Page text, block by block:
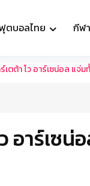
ตบอลไทย กีฬ
เตต้า โว อาร์เซน่อล แ
อาร์เซ